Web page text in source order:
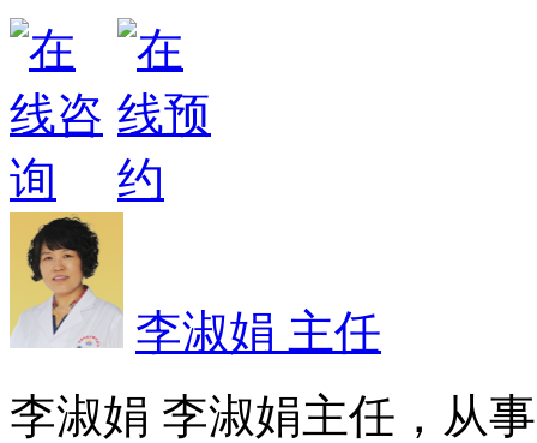
李淑娟 主任
李淑娟 李淑娟主任，从